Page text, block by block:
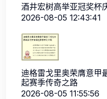
酒井宏树高举亚冠奖杯
2026-08-05 12:43:41
迪格雷戈里奥荣膺意甲
起赛季传奇之路
2026-08-05 11:55:56